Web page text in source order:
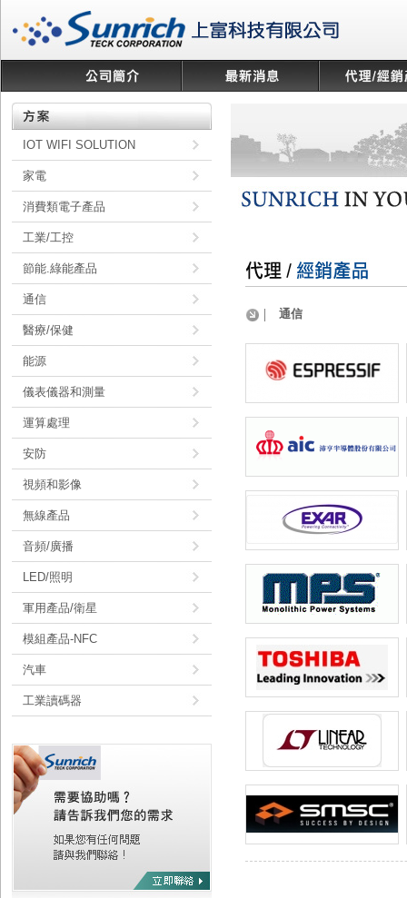
IOT WIFI SOLUTION
家電
消費類電子產品
工業/工控
節能.綠能產品
通信
醫療/保健
能源
儀表儀器和測量
運算處理
安防
視頻和影像
無線產品
音頻/廣播
LED/照明
軍用產品/衛星
模組產品-NFC
汽車
工業讀碼器
通信